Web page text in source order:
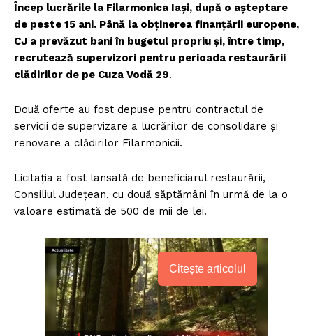
Încep lucrările la Filarmonica Iași, după o aşteptare
de peste 15 ani. Până la obţinerea finanţării europene,
CJ a prevăzut bani în bugetul propriu şi, între timp,
recrutează supervizori pentru perioada restaurării
clădirilor de pe Cuza Vodă 29.
Două oferte au fost depuse pentru contractul de
servicii de supervizare a lucrărilor de consolidare şi
renovare a clădirilor Filarmonicii.
Licitaţia a fost lansată de beneficiarul restaurării,
Consiliul Judeţean, cu două săptămâni în urmă de la o
valoare estimată de 500 de mii de lei.
Citește articolul